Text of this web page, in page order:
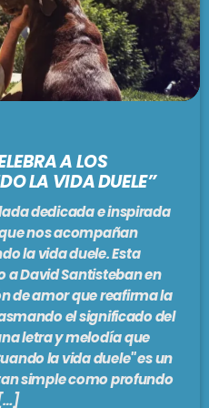
A LOS
LA VIDA DUELE”
dedicada e inspirada
nos acompañan
la vida duele. Esta
David Santisteban en
de amor que reafirma la
el significado del
letra y melodía que
la vida duele'' es un
simple como profundo